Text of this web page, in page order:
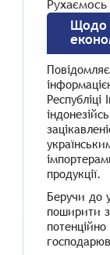
Щодо
Республіці
продукції.
Беручи до
поширити
потенційно